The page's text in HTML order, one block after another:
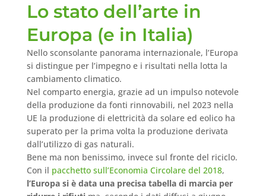
Lo stato dell’arte in
Europa (e in Italia)
Nello sconsolante panorama internazionale, l’Europa
si distingue per l’impegno e i risultati nella lotta la
cambiamento climatico.
Nel comparto energia, grazie ad un impulso notevole
della produzione da fonti rinnovabili, nel 2023 nella
UE la produzione di elettricità da solare ed eolico ha
superato per la prima volta la produzione derivata
dall’utilizzo di gas naturali.
Bene ma non benissimo, invece sul fronte del riciclo.
Con il pacchetto sull’Economia Circolare del 2018,
l’Europa si è data una precisa tabella di marcia per